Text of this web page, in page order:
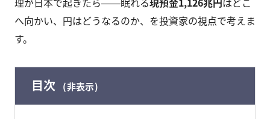
へ向かい、円はどうなるのか、を投資家の視点で考えま
す。
目次 非表示